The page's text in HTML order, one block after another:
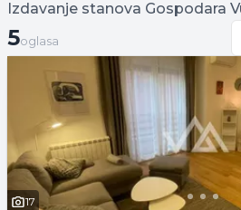
Izdavanje stanova Gospodara
5 oglasa
5oglasa
17